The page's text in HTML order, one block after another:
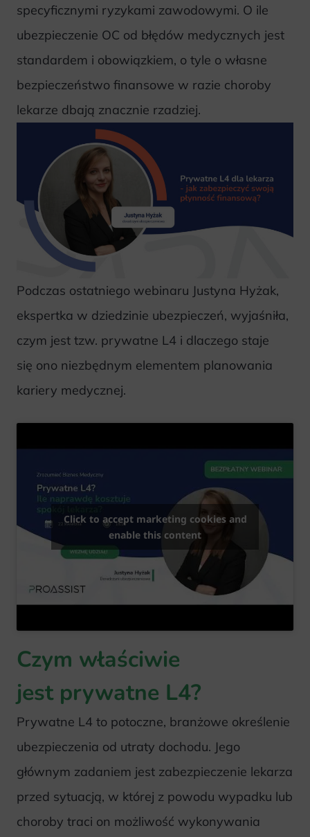
specyficznymi ryzykami zawodowymi. O ile
ubezpieczenie OC od błędów medycznych jest
standardem i obowiązkiem, o tyle o własne
bezpieczeństwo finansowe w razie choroby
lekarze dbają znacznie rzadziej.
Podczas ostatniego webinaru Justyna Hyżak,
ekspertka w dziedzinie ubezpieczeń, wyjaśniła,
czym jest tzw. prywatne L4 i dlaczego staje
się ono niezbędnym elementem planowania
kariery medycznej.
Click to accept marketing cookies and
enable this content
Czym właściwie
jest prywatne L4?
Prywatne L4 to potoczne, branżowe określenie
ubezpieczenia od utraty dochodu. Jego
głównym zadaniem jest zabezpieczenie lekarza
przed sytuacją, w której z powodu wypadku lub
choroby traci on możliwość wykonywania